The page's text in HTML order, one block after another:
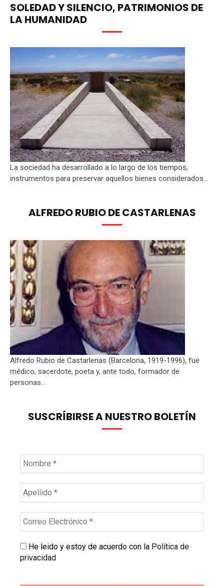
SOLEDAD Y SILENCIO, PATRIMONIOS DE
LA HUMANIDAD
La sociedad ha desarrollado a lo largo de los tiempos,
instrumentos para preservar aquellos bienes considerados...
ALFREDO RUBIO DE CASTARLENAS
Alfredo Rubio de Castarlenas (Barcelona, 1919-1996), fue
médico, sacerdote, poeta y, ante todo, formador de
personas...
SUSCRÍBIRSE A NUESTRO BOLETÍN
He leido y estoy de acuerdo con la Política de
privacidad